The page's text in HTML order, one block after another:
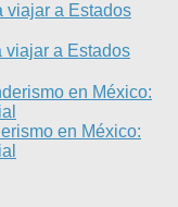
viajar a Estados
viajar a Estados
en México:
en México: